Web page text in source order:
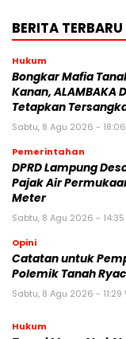
BERITA TERBARU
Hukum
Bongkar Mafia
Kanan, ALAMBAKA
Tetapkan
Sabtu, 8 Agu 2026 - 18:06
Pemerintahan
DPRD Lampung
Pajak Air
Meter
Sabtu, 8 Agu 2026 - 14:35
Opini
Catatan untuk
Polemik Tanah
Sabtu, 8 Agu 2026 - 11:29
Hukum